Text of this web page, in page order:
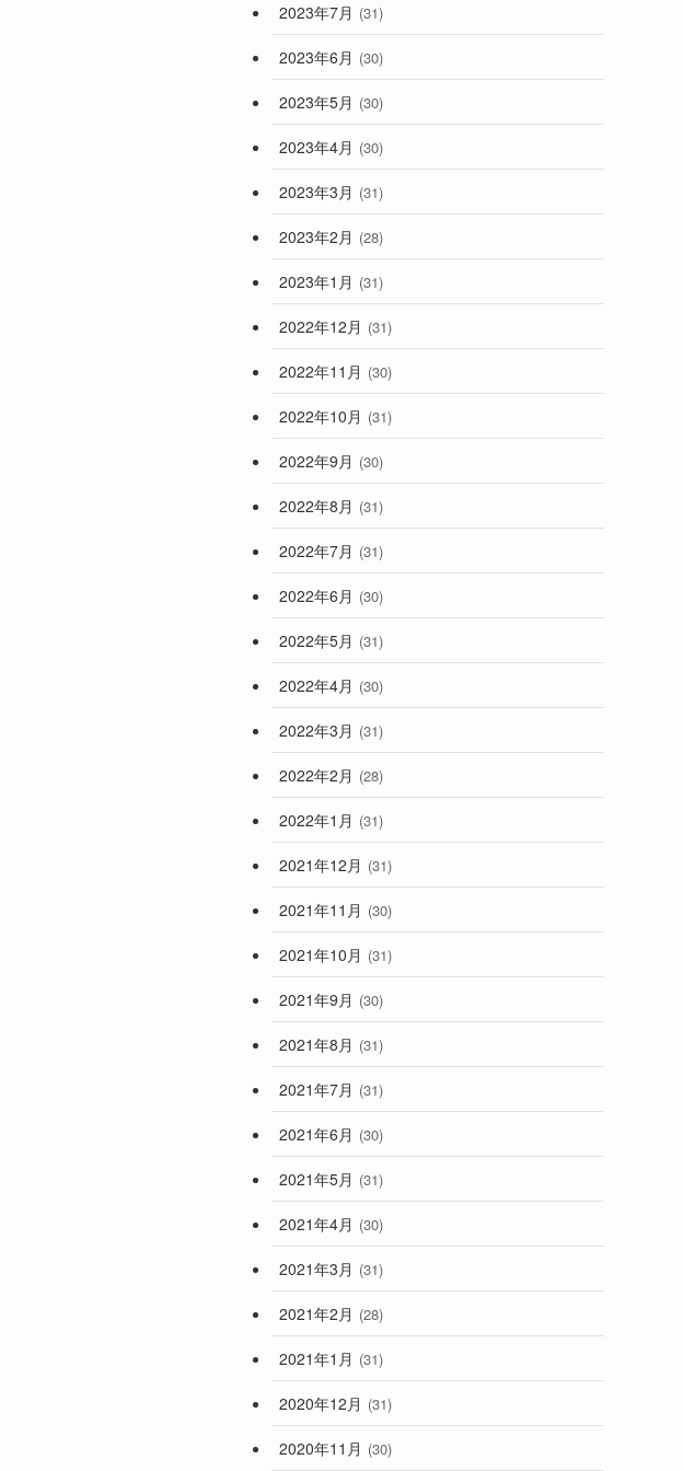
2023年7月 (31)
2023年6月 (30)
2023年5月 (30)
2023年4月 (30)
2023年3月 (31)
2023年2月 (28)
2023年1月 (31)
2022年12月 (31)
2022年11月 (30)
2022年10月 (31)
2022年9月 (30)
2022年8月 (31)
2022年7月 (31)
2022年6月 (30)
2022年5月 (31)
2022年4月 (30)
2022年3月 (31)
2022年2月 (28)
2022年1月 (31)
2021年12月 (31)
2021年11月 (30)
2021年10月 (31)
2021年9月 (30)
2021年8月 (31)
2021年7月 (31)
2021年6月 (30)
2021年5月 (31)
2021年4月 (30)
2021年3月 (31)
2021年2月 (28)
2021年1月 (31)
2020年12月 (31)
2020年11月 (30)